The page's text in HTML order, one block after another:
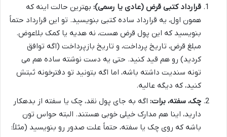
قرارداد کتبی قرض (عادی یا رسمی): بهترین حالت اینه که
همون اول، یه قرارداد ساده کتبی بنویسید. تو این قرارداد حتماً
بنویسید که این پول قرض هست، نه هدیه یا کمک بلاعوض.
مبلغ قرض، تاریخ پرداخت، و تاریخ بازپرداخت (اگه توافق
کردید) رو هم قید کنید. حتی یه دست نوشته ساده هم می
تونه سندیت داشته باشه، اما اگه بتونید تو دفترخونه ثبتش
کنید، که دیگه عالیه.
چک، سفته، برات: اگه به جای پول نقد، چک یا سفته از بدهکار
دارید، اینا هم مدارک خیلی خوبی هستند. البته حواس تون
باشه که روی چک یا سفته، حتماً علت صدور رو بنویسید (مثلاً: